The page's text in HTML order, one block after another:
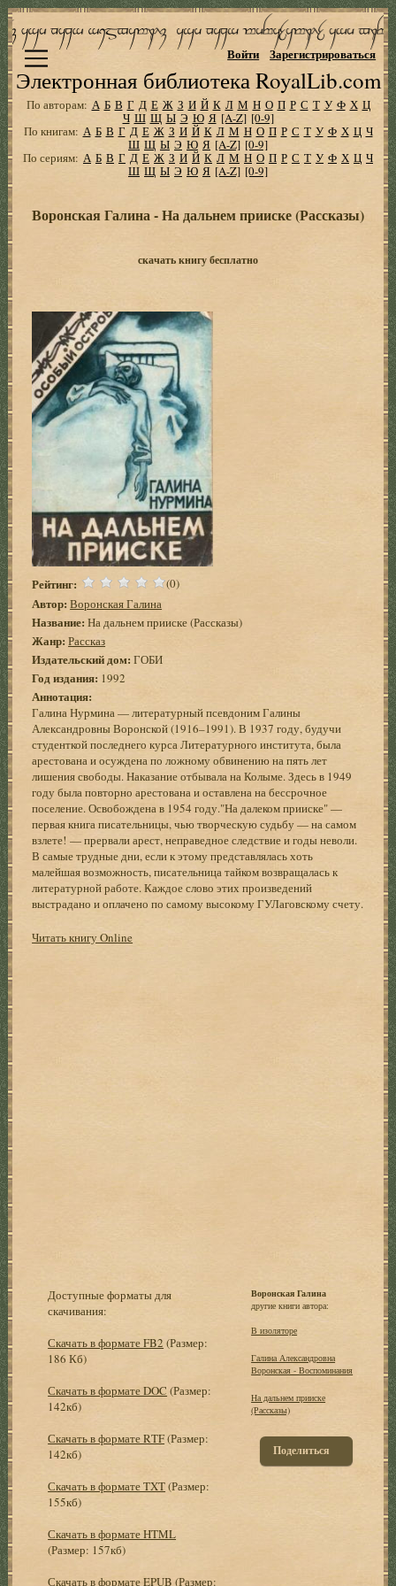
Электронная библиотека RoyalLib.com
Войти Зарегистрироваться
По авторам: А Б В Г Д Е Ж З И Й К Л М Н О П Р С Т У Ф Х Ц
Ч Ш Щ Ы Э Ю Я [A-Z] [0-9]
По книгам: А Б В Г Д Е Ж З И Й К Л М Н О П Р С Т У Ф Х Ц Ч
Ш Щ Ы Э Ю Я [A-Z] [0-9]
По сериям: А Б В Г Д Е Ж З И Й К Л М Н О П Р С Т У Ф Х Ц Ч
Ш Щ Ы Э Ю Я [A-Z] [0-9]
Воронская Галина - На дальнем прииске (Рассказы)
скачать книгу бесплатно
Рейтинг: (0)
Автор: Воронская Галина
Название: На дальнем прииске (Рассказы)
Жанр: Рассказ
Издательский дом: ГОБИ
Год издания: 1992
Аннотация:
Галина Нурмина — литературный псевдоним Галины
Александровны Воронской (1916–1991). В 1937 году, будучи
студенткой последнего курса Литературного института, была
арестована и осуждена по ложному обвинению на пять лет
лишения свободы. Наказание отбывала на Колыме. Здесь в 1949
году была повторно арестована и оставлена на бессрочное
поселение. Освобождена в 1954 году."На далеком прииске" —
первая книга писательницы, чью творческую судьбу — на самом
взлете! — прервали арест, неправедное следствие и годы неволи.
В самые трудные дни, если к этому представлялась хоть
малейшая возможность, писательница тайком возвращалась к
литературной работе. Каждое слово этих произведений
выстрадано и оплачено по самому высокому ГУЛаговскому счету.
Читать книгу Online
Доступные форматы для
скачивания:
Скачать в формате FB2 (Размер:
186 Кб)
Скачать в формате DOC (Размер:
142кб)
Скачать в формате RTF(Размер:
142кб)
Скачать в формате TXT(Размер:
155кб)
Скачать в формате HTML
(Размер: 157кб)
Скачать в формате EPUB (Размер:
Воронская Галина
другие книги автора:
В изоляторе
Галина Александровна
Воронская - Воспоминания
На дальнем прииске
(Рассказы)
Поделиться